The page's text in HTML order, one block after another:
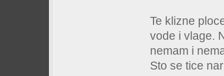
Te klizne
vode i vlage.
nemam i
Sto se tice